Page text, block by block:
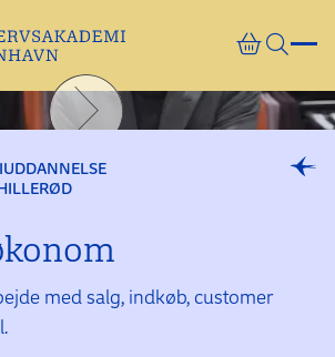
med salg, indkøb, customer